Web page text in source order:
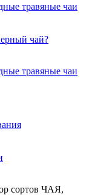
травяные чаи
чай?
травяные чаи
сортов ЧАЯ,